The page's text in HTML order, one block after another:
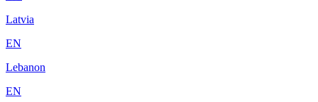
Latvia
EN
Lebanon
EN